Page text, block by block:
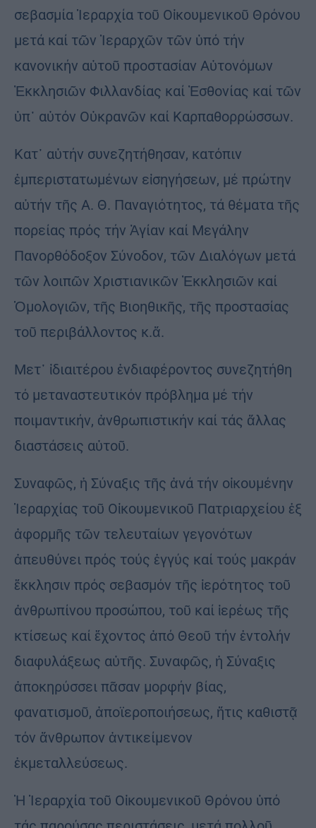
σεβασμία Ἱεραρχία τοῦ Οἰκουμενικοῦ Θρόνου
μετά καί τῶν Ἱεραρχῶν τῶν ὑπό τήν
κανονικήν αὐτοῦ προστασίαν Αὐτονόμων
Ἐκκλησιῶν Φιλλανδίας καί Ἐσθονίας καί τῶν
ὑπ᾿ αὐτόν Οὐκρανῶν καί Καρπαθορρώσσων.
Κατ᾿ αὐτήν συνεζητήθησαν, κατόπιν
ἐμπεριστατωμένων εἰσηγήσεων, μέ πρώτην
αὐτήν τῆς Α. Θ. Παναγιότητος, τά θέματα τῆς
πορείας πρός τήν Ἁγίαν καί Μεγάλην
Πανορθόδοξον Σύνοδον, τῶν Διαλόγων μετά
τῶν λοιπῶν Χριστιανικῶν Ἐκκλησιῶν καί
Ὁμολογιῶν, τῆς Βιοηθικῆς, τῆς προστασίας
τοῦ περιβάλλοντος κ.ἄ.
Μετ᾿ ἰδιαιτέρου ἐνδιαφέροντος συνεζητήθη
τό μεταναστευτικόν πρόβλημα μέ τήν
ποιμαντικήν, ἀνθρωπιστικήν καί τάς ἄλλας
διαστάσεις αὐτοῦ.
Συναφῶς, ἡ Σύναξις τῆς ἀνά τήν οἰκουμένην
Ἱεραρχίας τοῦ Οἰκουμενικοῦ Πατριαρχείου ἐξ
ἀφορμῆς τῶν τελευταίων γεγονότων
ἀπευθύνει πρός τούς ἐγγύς καί τούς μακράν
ἔκκλησιν πρός σεβασμόν τῆς ἱερότητος τοῦ
ἀνθρωπίνου προσώπου, τοῦ καί ἱερέως τῆς
κτίσεως καί ἔχοντος ἀπό Θεοῦ τήν ἐντολήν
διαφυλάξεως αὐτῆς. Συναφῶς, ἡ Σύναξις
ἀποκηρύσσει πᾶσαν μορφήν βίας,
φανατισμοῦ, ἀποϊεροποιήσεως, ἥτις καθιστᾷ
τόν ἄνθρωπον ἀντικείμενον
ἐκμεταλλεύσεως.
Ἡ Ἱεραρχία τοῦ Οἰκουμενικοῦ Θρόνου ὑπό